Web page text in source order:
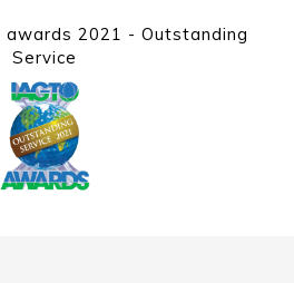
2021 - Outstanding
Service